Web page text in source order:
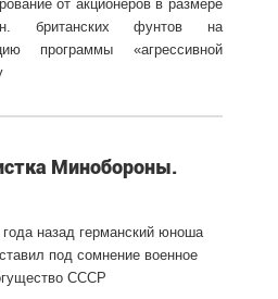
от акционеров в размере
британских фунтов на
программы «агрессивной
Минобороны.
года назад германский юноша
под сомнение военное
СССР